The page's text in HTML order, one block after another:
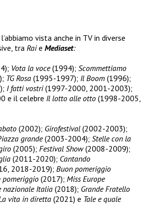
l’abbiamo vista anche in TV in diverse
tra Raie Mediaset:
Vota la voce(1994); Scommettiamo
TG Rosa (1995-1997); Il Boom (1996);
I fatti vostri(1997-2000, 2001-2003);
e il celebre Il lotto alle otto (1998-2005,
(2002); Girofestival (2002-2003);
grande(2003-2004); Stelle con la
(2005); Festival Show(2008-2009);
(2011-2020); Cantando
2018-2019); Buon pomeriggio
pomeriggio (2017); Miss Europe
nazionale Italia (2018); Grande Fratello
vita in diretta (2021) e Tale e quale